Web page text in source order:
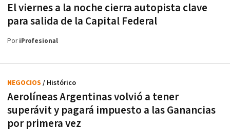
El viernes a la noche cierra autopista clave
para salida de la Capital Federal
PoriProfesional
Aerolíneas Argentinas volvió a tener
superávit y pagará impuesto a las Ganancias
por primera vez
NEGOCIOS / Histórico